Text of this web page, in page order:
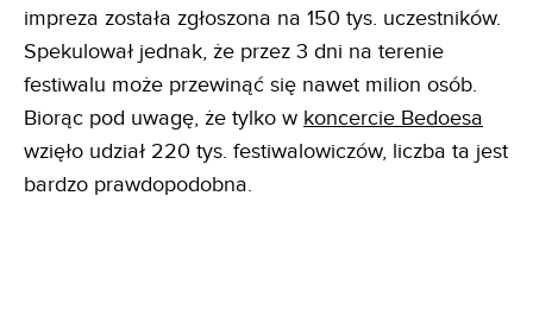
impreza została zgłoszona na 150 tys. uczestników.
Spekulował jednak, że przez 3 dni na terenie
festiwalu może przewinąć się nawet milion osób.
Biorąc pod uwagę, że tylko w koncercie Bedoesa
wzięło udział 220 tys. festiwalowiczów, liczba ta jest
bardzo prawdopodobna.